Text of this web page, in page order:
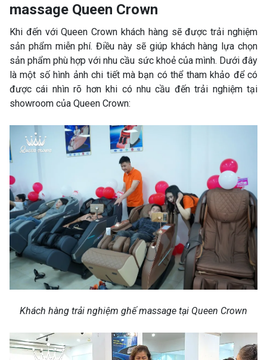
massage Queen Crown
Khi đến với Queen Crown khách hàng sẽ được trải nghiệm
sản phẩm miễn phí. Điều này sẽ giúp khách hàng lựa chọn
sản phẩm phù hợp với nhu cầu sức khoẻ của mình. Dưới đây
là một số hình ảnh chi tiết mà bạn có thể tham khảo để có
được cái nhìn rõ hơn khi có nhu cầu đến trải nghiệm tại
showroom của Queen Crown:
Khách hàng trải nghiệm ghế massage tại Queen Crown